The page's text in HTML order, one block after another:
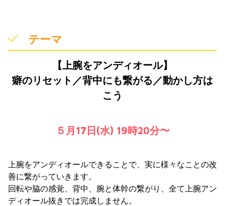
テーマ
【上腕をアンディオール】
癖のリセット／背中にも繋がる／動かし方は
こう
５月17日(水) 19時20分〜
上腕をアンディオールできることで、実に様々なことの改
善に繋がっていきます。
回転や脇の感覚、背中、腕と体幹の繋がり、全て上腕アン
ディオール抜きでは完成しません。